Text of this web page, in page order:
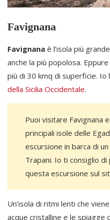
Favignana
Favignana è l’isola più
anche la più popolosa.
più di 30 kmq di superficie. Io
della Sicilia Occidentale.
Puoi visitare Favignana
principali isole delle
escursione in barca di
Trapani. Io ti consiglio
questa escursione sul
Un’isola di ritmi lenti che
acque cristalline e le spiagge